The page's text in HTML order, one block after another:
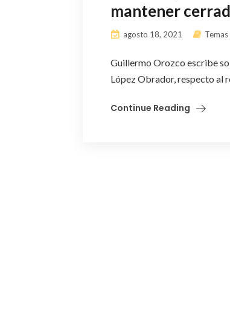
mantener
agosto 18, 2021
Guillermo Orozco escribe
López Obrador, respecto al
Continue Reading